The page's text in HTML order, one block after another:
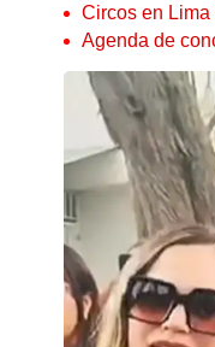
Circos en
Agenda de